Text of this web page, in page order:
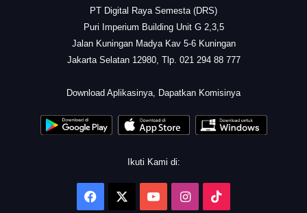
PT Digital Raya Semesta (DRS)
Puri Imperium Building Unit G 2,3,5
Jalan Kuningan Madya Kav 5-6 Kuningan
Jakarta Selatan 12980, Tlp. 021 294 88 777
Download Aplikasinya, Dapatkan Komisinya
Ikuti Kami di:
Facebook YouTubeInstagram